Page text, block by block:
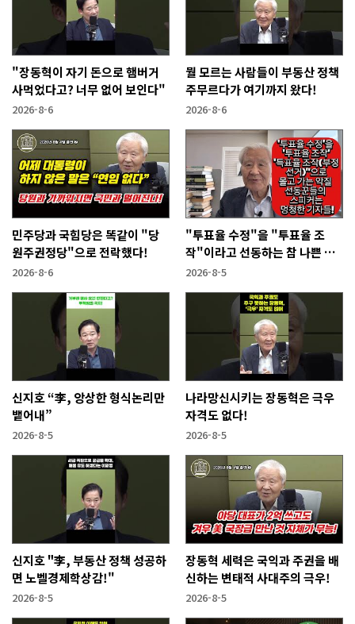
"장동혁이 자기 돈으로 햄버거
사먹었다고? 너무 없어 보인다"
2026-8-6
뭘 모르는 사람들이 부동산 정책
주무르다가 여기까지 왔다!
2026-8-6
민주당과 국힘당은 똑같이 "당
원주권정당"으로 전락했다!
2026-8-6
"투표율 수정"을 "투표율 조
작"이라고 선동하는 참 나쁜 사
람들!
2026-8-5
신지호 “李, 앙상한 형식논리만
뱉어내”
2026-8-5
나라망신시키는 장동혁은 극우
자격도 없다!
2026-8-5
신지호 "李, 부동산 정책 성공하
면 노벨경제학상감!"
2026-8-5
장동혁 세력은 국익과 주권을 배
신하는 변태적 사대주의 극우!
2026-8-5